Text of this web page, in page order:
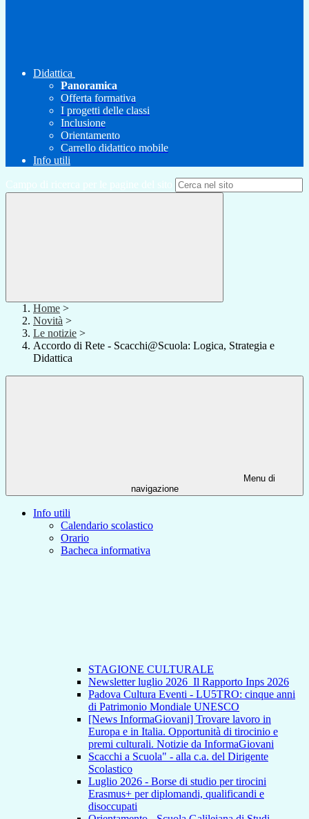
Didattica
Panoramica
Offerta formativa
I progetti delle classi
Inclusione
Orientamento
Carrello didattico mobile
Info utili
Campo di ricerca per le pagine del sito
Home >
Novità >
Le notizie >
Accordo di Rete - Scacchi@Scuola: Logica, Strategia e
Didattica
Menu di
navigazione
Info utili
Calendario scolastico
Orario
Bacheca informativa
STAGIONE CULTURALE
Newsletter luglio 2026_Il Rapporto Inps 2026
Padova Cultura Eventi - LU5TRO: cinque anni
di Patrimonio Mondiale UNESCO
[News InformaGiovani] Trovare lavoro in
Europa e in Italia. Opportunità di tirocinio e
premi culturali. Notizie da InformaGiovani
Scacchi a Scuola" - alla c.a. del Dirigente
Scolastico
Luglio 2026 - Borse di studio per tirocini
Erasmus+ per diplomandi, qualificandi e
disoccupati